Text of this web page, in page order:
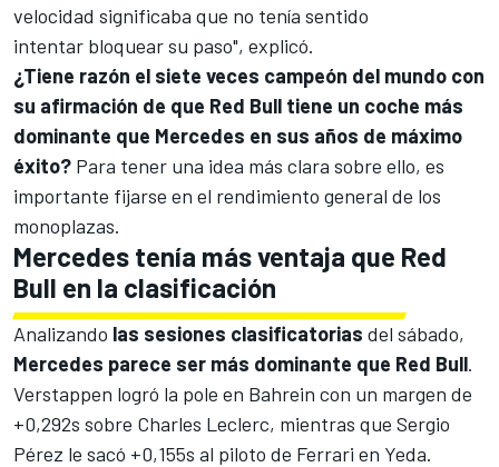
velocidad significaba que no tenía sentido
intentar bloquear su paso", explicó.
¿Tiene razón el siete veces campeón del mundo con
su afirmación de que Red Bull tiene un coche más
dominante que Mercedes en sus años de máximo
éxito? Para tener una idea más clara sobre ello, es
importante fijarse en el rendimiento general de los
monoplazas.
Mercedes tenía más ventaja que Red
Bull en la clasificación
Analizando las sesiones clasificatorias del sábado,
Mercedes parece ser más dominante que Red Bull.
Verstappen logró la pole en Bahrein con un margen de
+0,292s sobre Charles Leclerc, mientras que Sergio
Pérez le sacó +0,155s al piloto de Ferrari en Yeda.